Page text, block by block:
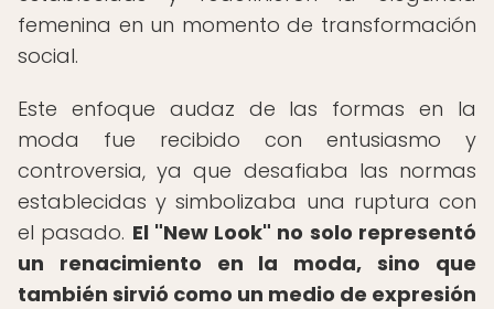
femenina en un momento de transformación
social.
Este enfoque audaz de las formas en la
moda fue recibido con entusiasmo y
controversia, ya que desafiaba las normas
establecidas y simbolizaba una ruptura con
el pasado. El "New Look" no solo representó
un renacimiento en la moda, sino que
también sirvió como un medio de expresión